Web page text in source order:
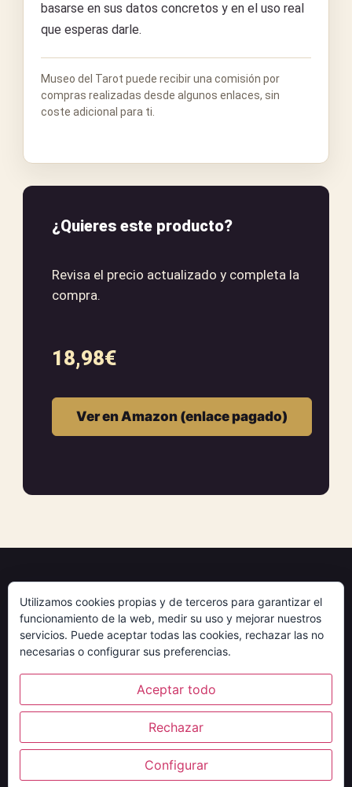
basarse en sus datos concretos y en el uso real
que esperas darle.
Museo del Tarot puede recibir una comisión por
compras realizadas desde algunos enlaces, sin
coste adicional para ti.
¿Quieres este producto?
Revisa el precio actualizado y completa la
compra.
18,98€
Ver en Amazon (enlace pagado)
Museo del Tarot
Guías, reseñas y selección de barajas, oráculos y
accesorios para comprar con criterio.
Política de privacidad
Utilizamos cookies propias y de terceros para garantizar el
funcionamiento de la web, medir su uso y mejorar nuestros
servicios. Puede aceptar todas las cookies, rechazar las no
necesarias o configurar sus preferencias.
Aceptar todo
Rechazar
Configurar